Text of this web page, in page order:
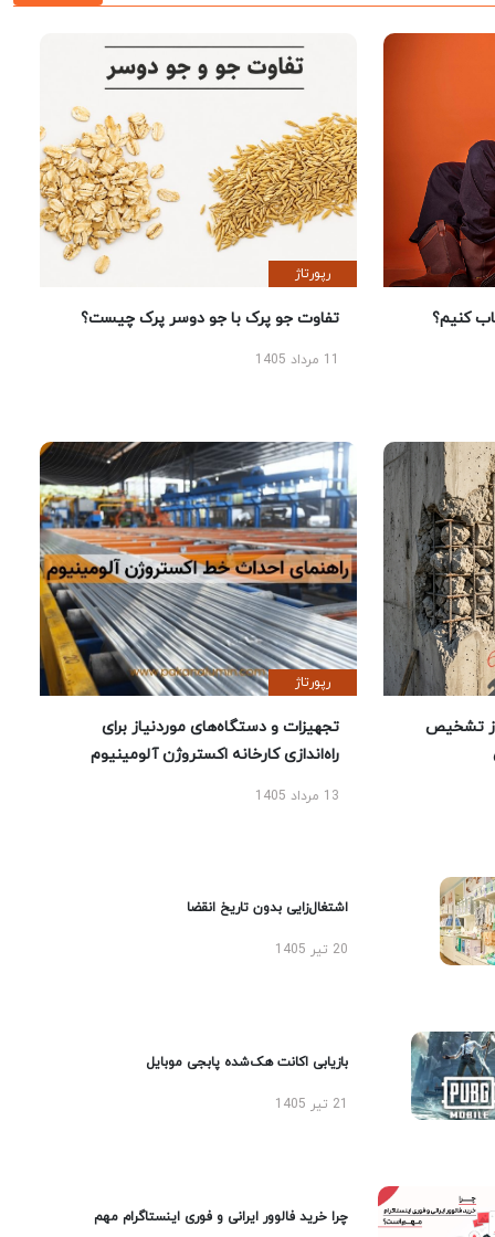
کنیم؟
رپورتاژ
تفاوت جو پرک با جو دوسر پرک چیست؟
تشخیص
رپورتاژ
تجهیزات و دستگاه‌های موردنیاز برای
راه‌اندازی کارخانه اکستروژن آلومینیوم
13 مرداد 1405
اشتغال‌زایی بدون تاریخ انقضا
20 تیر 1405
بازیابی اکانت هک‌شده پابجی موبایل
چرا خرید فالوور ایرانی و فوری اینستاگرام مهم